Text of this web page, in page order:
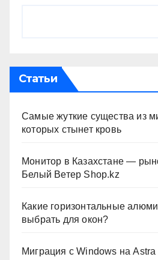
Статьи
Самые жуткие существа из
которых стынет кровь
Монитор в Казахстане —
Белый Ветер Shop.kz
Какие горизонтальные
выбрать для окон?
Миграция с Windows на